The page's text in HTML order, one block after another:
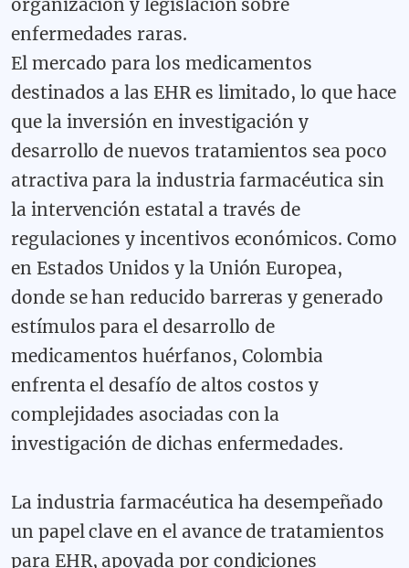
organización y legislación sobre
enfermedades raras.
El mercado para los medicamentos
destinados a las EHR es limitado, lo que hace
que la inversión en investigación y
desarrollo de nuevos tratamientos sea poco
atractiva para la industria farmacéutica sin
la intervención estatal a través de
regulaciones y incentivos económicos. Como
en Estados Unidos y la Unión Europea,
donde se han reducido barreras y generado
estímulos para el desarrollo de
medicamentos huérfanos, Colombia
enfrenta el desafío de altos costos y
complejidades asociadas con la
investigación de dichas enfermedades.
La industria farmacéutica ha desempeñado
un papel clave en el avance de tratamientos
para EHR, apoyada por condiciones